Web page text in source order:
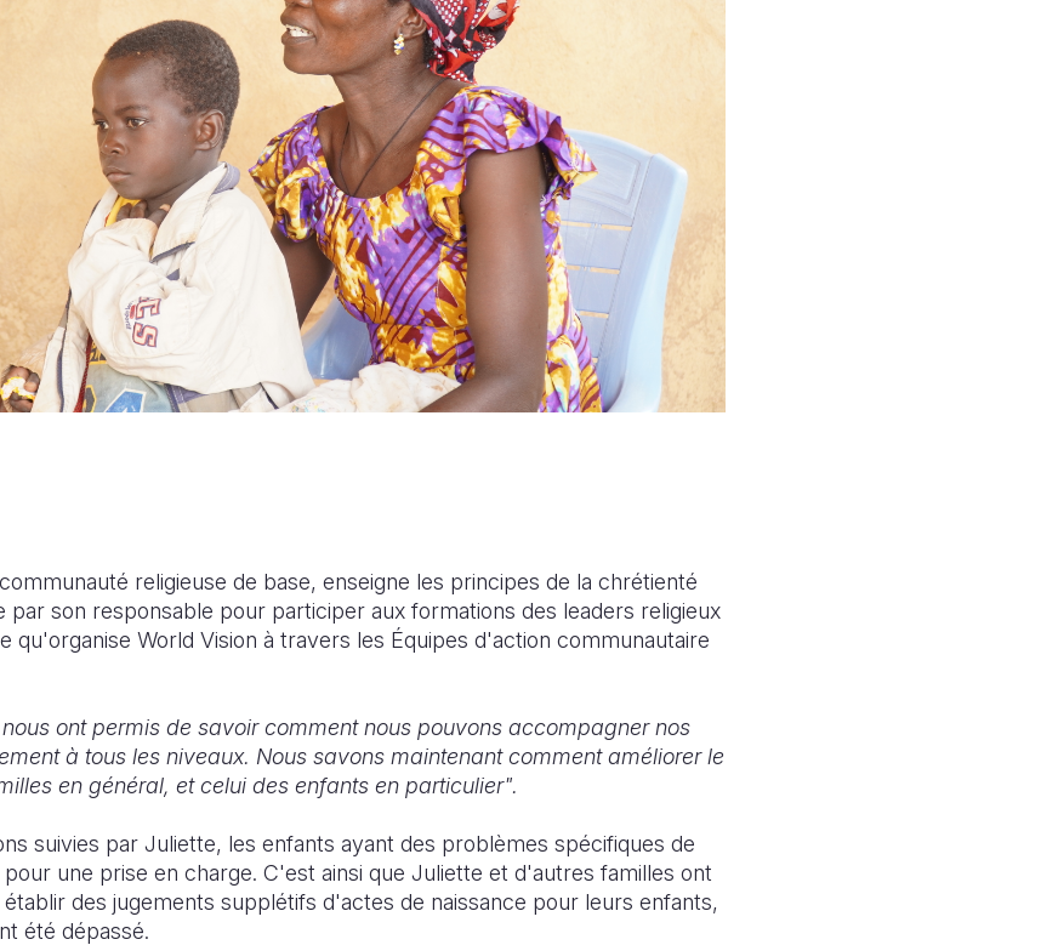
religieuse de base, enseigne les principes de la chrétienté
par son responsable pour participer aux formations des leaders religieux
qu'organise World Vision à travers les Équipes d'action communautaire
ont permis de savoir comment nous pouvons accompagner nos
à tous les niveaux. Nous savons maintenant commentaméliorer le
en général, et celui des enfants en particulier".
suivies par Juliette, les enfants ayant des problèmes spécifiques de
une prise en charge. C'est ainsi que Juliette et d'autres familles ont
des jugements supplétifs d'actes de naissance pour leurs enfants,
été dépassé.